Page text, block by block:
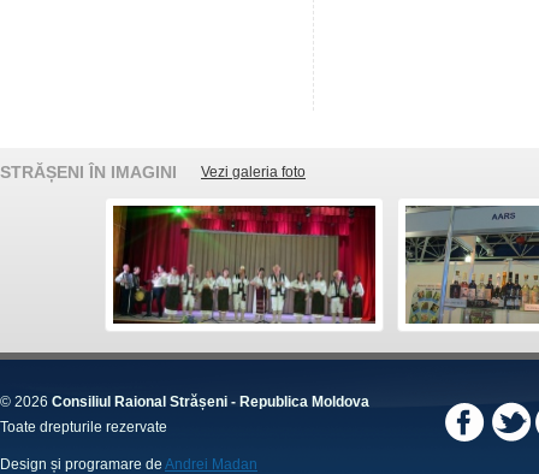
STRĂȘENI ÎN IMAGINI Vezi galeria foto
© 2026 Consiliul Raional Strășeni - Republica Moldova
Toate drepturile rezervate
Design și programare de Andrei Madan